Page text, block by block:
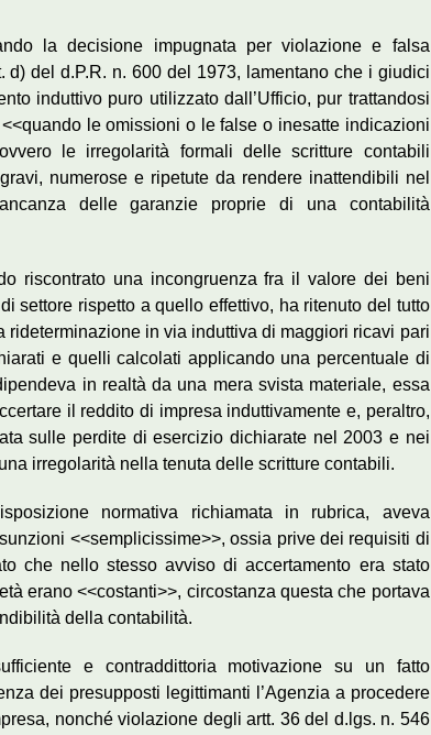
la decisione impugnata per violazione e falsa
d) del d.P.R. n. 600 del 1973, lamentano che i giudici
induttivo puro utilizzato dall’Ufficio, pur trattandosi
le omissioni o le false o inesatte indicazioni
le irregolarità formali delle scritture contabili
numerose e ripetute da rendere inattendibili nel
delle garanzie proprie di una contabilità
riscontrato una incongruenza fra il valore dei beni
settore rispetto a quello effettivo, ha ritenuto del tutto
in via induttiva di maggiori ricavi pari
e quelli calcolati applicando una percentuale di
in realtà da una mera svista materiale, essa
il reddito di impresa induttivamente e, peraltro,
sulle perdite di esercizio dichiarate nel 2003 e nei
irregolarità nella tenuta delle scritture contabili.
normativa richiamata in rubrica, aveva
<<semplicissime>>, ossia prive dei requisiti di
che nello stesso avviso di accertamento era stato
erano <<costanti>>, circostanza questa che portava
della contabilità.
e contraddittoria motivazione su un fatto
dei presupposti legittimanti l’Agenzia a procedere
nonché violazione degli artt. 36 del d.lgs. n. 546